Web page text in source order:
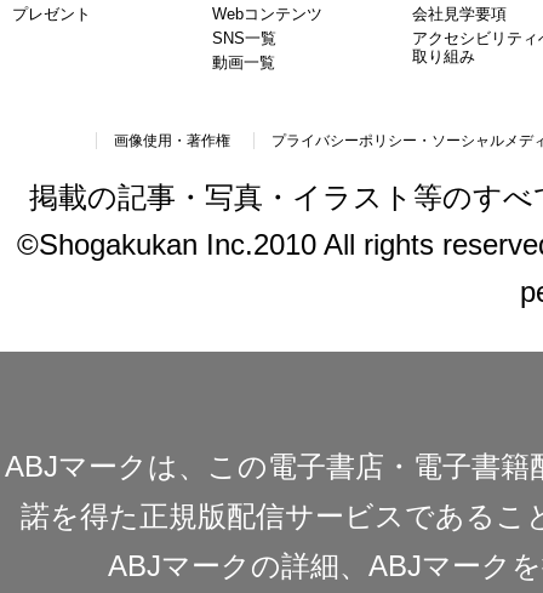
プレゼント
Webコンテンツ
SNS一覧
動画一覧
会社見学要項
アクセシビリティ
取り組み
画像使用・著作権 プライバシーポリシー・ソーシャルメデ
掲載の記事・写真・イラスト等のす
©Shogakukan Inc.2010 All rights
ABJマークは、この電子書店・電子書
諾を得た正規版配信サービスであるこ
ABJマークの詳細、ABJマーク